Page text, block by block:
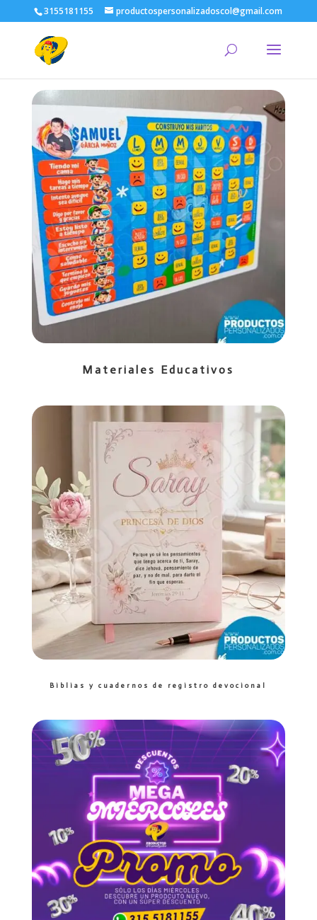
3155181155 productospersonalizadoscol@gmail.com
¿Qué buscando?
Materiales Educativos
Biblias y cuadernos de registro devocional